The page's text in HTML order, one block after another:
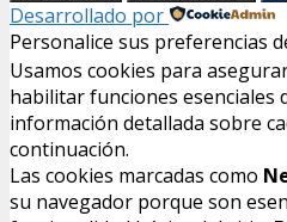
Desarrollado por
Personalice sus preferencias
Usamos cookies para
habilitar funciones esenciales
información detallada sobre
continuación.
Las cookies marcadas como
su navegador porque son